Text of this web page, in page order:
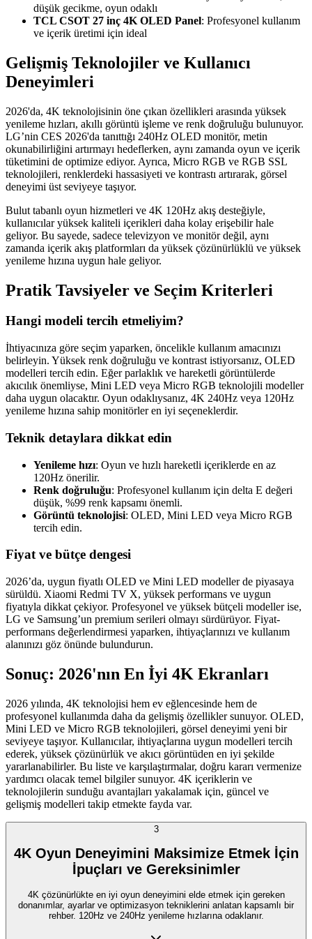
düşük gecikme, oyun odaklı
TCL CSOT 27 inç 4K OLED Panel: Profesyonel kullanım
ve içerik üretimi için ideal
Gelişmiş Teknolojiler ve Kullanıcı
Deneyimleri
2026'da, 4K teknolojisinin öne çıkan özellikleri arasında yüksek
yenileme hızları, akıllı görüntü işleme ve renk doğruluğu bulunuyor.
LG’nin CES 2026'da tanıttığı 240Hz OLED monitör, metin
okunabilirliğini artırmayı hedeflerken, aynı zamanda oyun ve içerik
tüketimini de optimize ediyor. Ayrıca, Micro RGB ve RGB SSL
teknolojileri, renklerdeki hassasiyeti ve kontrastı artırarak, görsel
deneyimi üst seviyeye taşıyor.
Bulut tabanlı oyun hizmetleri ve 4K 120Hz akış desteğiyle,
kullanıcılar yüksek kaliteli içerikleri daha kolay erişebilir hale
geliyor. Bu sayede, sadece televizyon ve monitör değil, aynı
zamanda içerik akış platformları da yüksek çözünürlüklü ve yüksek
yenileme hızına uygun hale geliyor.
Pratik Tavsiyeler ve Seçim Kriterleri
Hangi modeli tercih etmeliyim?
İhtiyacınıza göre seçim yaparken, öncelikle kullanım amacınızı
belirleyin. Yüksek renk doğruluğu ve kontrast istiyorsanız, OLED
modelleri tercih edin. Eğer parlaklık ve hareketli görüntülerde
akıcılık önemliyse, Mini LED veya Micro RGB teknolojili modeller
daha uygun olacaktır. Oyun odaklıysanız, 4K 240Hz veya 120Hz
yenileme hızına sahip monitörler en iyi seçeneklerdir.
Teknik detaylara dikkat edin
Yenileme hızı: Oyun ve hızlı hareketli içeriklerde en az
120Hz önerilir.
Renk doğruluğu: Profesyonel kullanım için delta E değeri
düşük, %99 renk kapsamı önemli.
Görüntü teknolojisi: OLED, Mini LED veya Micro RGB
tercih edin.
Fiyat ve bütçe dengesi
2026’da, uygun fiyatlı OLED ve Mini LED modeller de piyasaya
sürüldü. Xiaomi Redmi TV X, yüksek performans ve uygun
fiyatıyla dikkat çekiyor. Profesyonel ve yüksek bütçeli modeller ise,
LG ve Samsung’un premium serileri olmayı sürdürüyor. Fiyat-
performans değerlendirmesi yaparken, ihtiyaçlarınızı ve kullanım
alanınızı göz önünde bulundurun.
Sonuç: 2026'nın En İyi 4K Ekranları
2026 yılında, 4K teknolojisi hem ev eğlencesinde hem de
profesyonel kullanımda daha da gelişmiş özellikler sunuyor. OLED,
Mini LED ve Micro RGB teknolojileri, görsel deneyimi yeni bir
seviyeye taşıyor. Kullanıcılar, ihtiyaçlarına uygun modelleri tercih
ederek, yüksek çözünürlük ve akıcı görüntüden en iyi şekilde
yararlanabilirler. Bu liste ve karşılaştırmalar, doğru kararı vermenize
yardımcı olacak temel bilgiler sunuyor. 4K içeriklerin ve
teknolojilerin sunduğu avantajları yakalamak için, güncel ve
gelişmiş modelleri takip etmekte fayda var.
3
4K Oyun Deneyimini Maksimize Etmek İçin
İpuçları ve Gereksinimler
4K çözünürlükte en iyi oyun deneyimini elde etmek için gereken
donanımlar, ayarlar ve optimizasyon tekniklerini anlatan kapsamlı bir
rehber. 120Hz ve 240Hz yenileme hızlarına odaklanır.